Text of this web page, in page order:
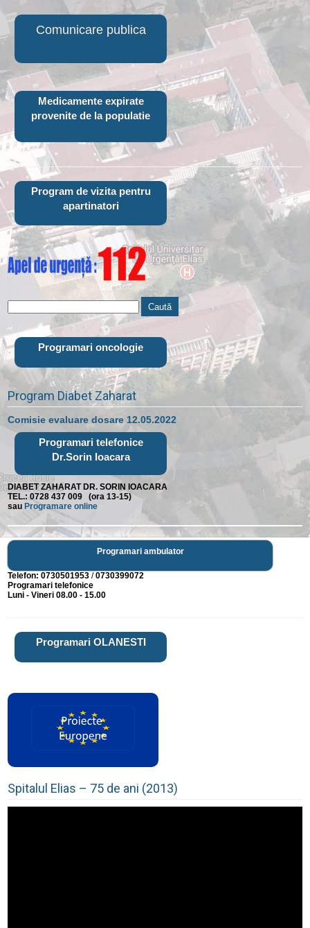
Comunicare publica
Medicamente expirate
provenite de la populatie
Program de vizita pentru
apartinatori
Programari oncologie
Program Diabet Zaharat
Comisie evaluare dosare 12.05.2022
Programari telefonice
Dr.Sorin Ioacara
DIABET ZAHARAT DR. SORIN IOACARA
TEL.: 0728 437 009 (ora 13-15)
sau Programare online
Programari ambulator
Telefon:0730501953 /0730399072
Programari telefonice
Luni - Vineri 08.00 - 15.00
Programari OLANESTI
Spitalul Elias – 75 de ani (2013)